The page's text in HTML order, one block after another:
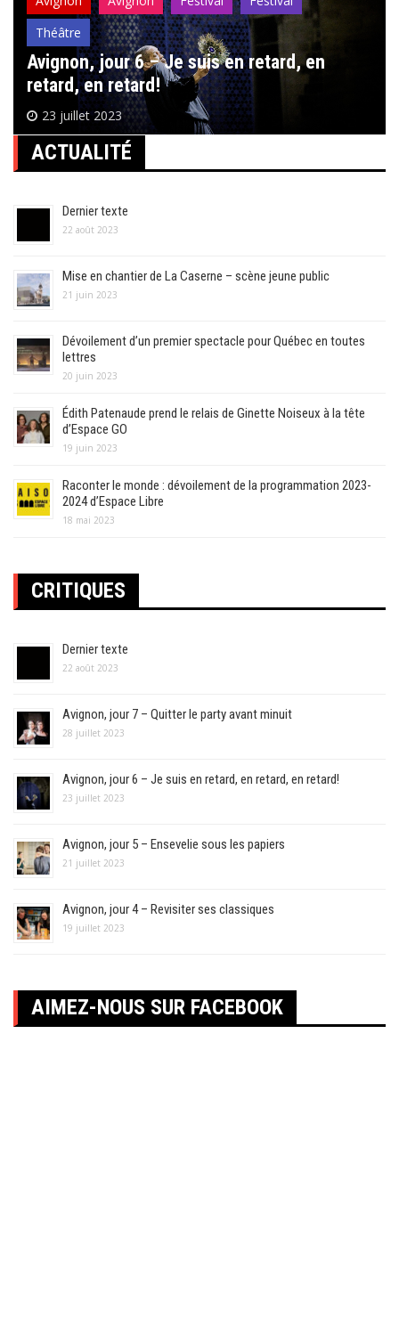
Théâtre
Avignon, jour 6 – Je suis en retard, en
retard, en retard!
23 juillet 2023
ACTUALITÉ
Dernier texte
22 août 2023
Mise en chantier de La Caserne – scène jeune public
21 juin 2023
Dévoilement d’un premier spectacle pour Québec en toutes
lettres
20 juin 2023
Édith Patenaude prend le relais de Ginette Noiseux à la tête
d’Espace GO
19 juin 2023
Raconter le monde : dévoilement de la programmation 2023-
2024 d’Espace Libre
18 mai 2023
CRITIQUES
Dernier texte
22 août 2023
Avignon, jour 7 – Quitter le party avant minuit
28 juillet 2023
Avignon, jour 6 – Je suis en retard, en retard, en retard!
23 juillet 2023
Avignon, jour 5 – Ensevelie sous les papiers
21 juillet 2023
Avignon, jour 4 – Revisiter ses classiques
19 juillet 2023
AIMEZ-NOUS SUR FACEBOOK